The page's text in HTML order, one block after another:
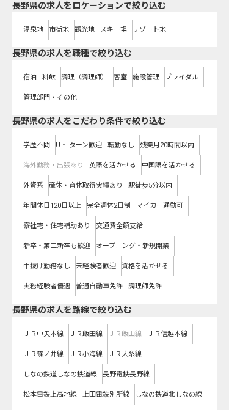
長野県の求人をロケーションで絞り込む
温泉地 市街地 観光地 スキー場 リゾート地
長野県の求人を職種で絞り込む
宿泊 料飲 調理（調理師） 客室 施設管理 ブライダル
管理部門・その他
長野県の求人をこだわり条件で絞り込む
学歴不問 U・Iターン歓迎 転勤なし 残業月20時間以内
海外勤務・出張あり 英語を活かせる 中国語を活かせる
外資系 産休・育休取得実績あり 駅徒歩5分以内
年間休日120日以上 完全週休2日制 マイカー通勤可
寮社宅・住宅補助あり 交通費全額支給
新卒・第二新卒も歓迎 オープニング・新規開業
中抜け勤務なし 未経験者歓迎 資格を活かせる
実務経験者優遇 普通自動車免許 調理師免許
長野県の求人を路線で絞り込む
ＪＲ中央本線 ＪＲ飯田線 ＪＲ飯山線 ＪＲ信越本線
ＪＲ篠ノ井線 ＪＲ小海線 ＪＲ大糸線
しなの鉄道しなの鉄道線 長野電鉄長野線
松本電鉄上高地線 上田電鉄別所線 しなの鉄道北しなの線